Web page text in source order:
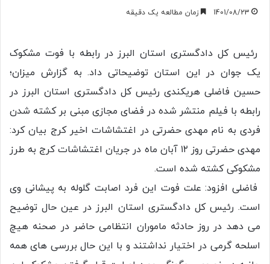
1401/08/23 زمان مطالعه یک دقیقه
رئیس کل دادگستری استان البرز در رابطه با فوت مشکوک
یک جوان در این استان توضیحاتی داد. به گزارش میزان؛
حسین فاضلی هریکندی رئیس کل دادگستری استان البرز در
رابطه با فیلم منتشر شده در فضای مجازی مبنی بر کشته شدن
فردی به نام مهدی حضرتی در اغتشاشات اخیر کرج بیان کرد:
مهدی حضرتی روز ۱۲ آبان ماه در جریان اغتشاشات کرج به طرز
مشکوکی کشته شده است.
فاضلی افزود: علت فوت این فرد اصابت گلوله به پیشانی وی
است. رئیس کل دادگستری استان البرز در عین حال توضیح
می دهد در روز حادثه ماموران انتظامی حاضر در صحنه هیچ
اسلحه گرمی در اختیار نداشتند و با این حال بررسی های همه